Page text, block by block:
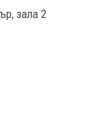
зала 2